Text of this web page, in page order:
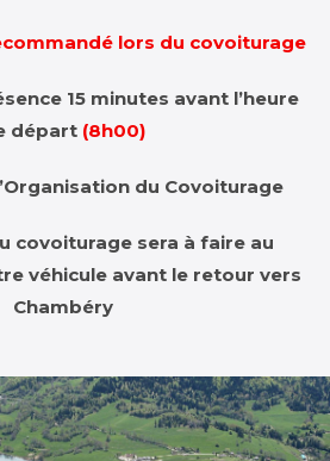
lors du covoiturage
15 minutes avant l’heure
départ (8h00)
du Covoiturage
covoiturage sera à faire au
véhicule avant le retour vers
Chambéry